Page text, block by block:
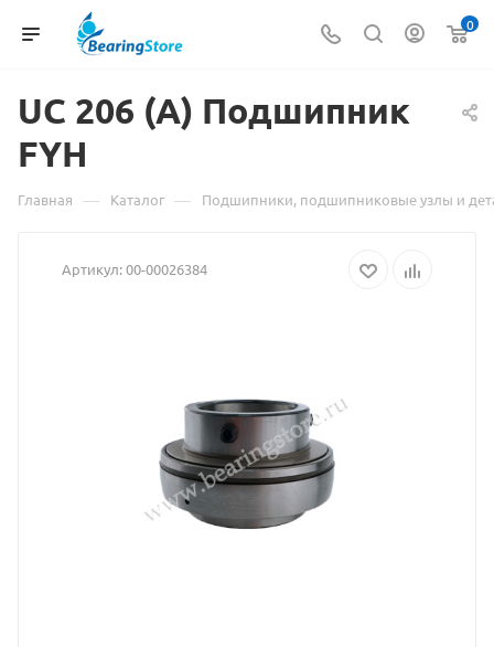
0
UC 206 (A) Материал
товаре
206
FYH
взят
с
сайта
Подшипник
FYH
Главная — Каталог — Подшипники, подшипниковые узлы и
Артикул:00-00026384